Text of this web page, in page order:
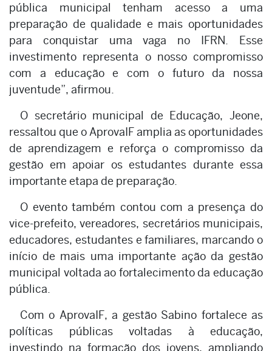
pública municipal tenham acesso a uma
preparação de qualidade e mais oportunidades
para conquistar uma vaga no IFRN. Esse
investimento representa o nosso compromisso
com a educação e com o futuro da nossa
juventude”, afirmou.
O secretário municipal de Educação, Jeone,
ressaltou que o AprovaIF amplia as oportunidades
de aprendizagem e reforça o compromisso da
gestão em apoiar os estudantes durante essa
importante etapa de preparação.
O evento também contou com a presença do
vice-prefeito, vereadores, secretários municipais,
educadores, estudantes e familiares, marcando o
início de mais uma importante ação da gestão
municipal voltada ao fortalecimento da educação
pública.
Com o AprovaIF, a gestão Sabino fortalece as
políticas públicas voltadas à educação,
investindo na formação dos jovens, ampliando